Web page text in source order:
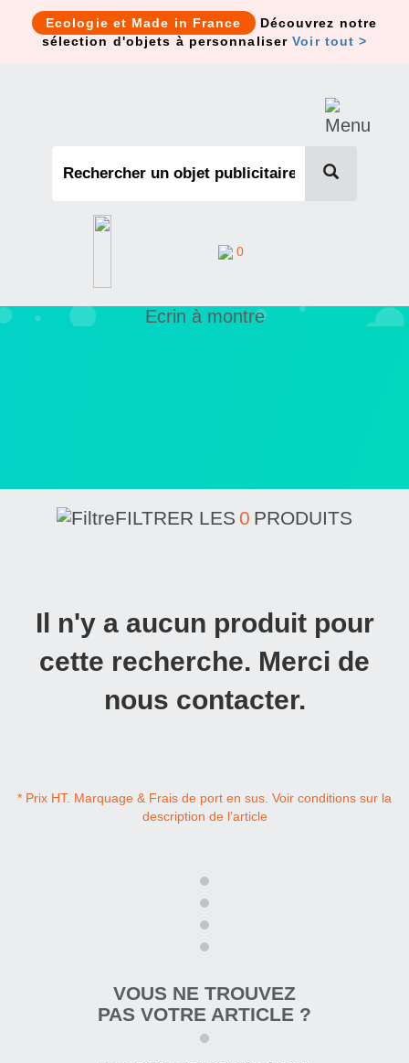
Ecologie et Made in France
Découvrez notre
sélection d'objets à personnaliserVoir tout >
0
Ecrin à montre
FILTRER LES 0 PRODUITS
Il n'y a aucun produit pour
cette recherche. Merci de
nous contacter.
* Prix HT. Marquage & Frais de port en sus. Voir conditions sur la
description de l’article
VOUS NE TROUVEZ
PAS VOTRE ARTICLE ?
Cookies management panel